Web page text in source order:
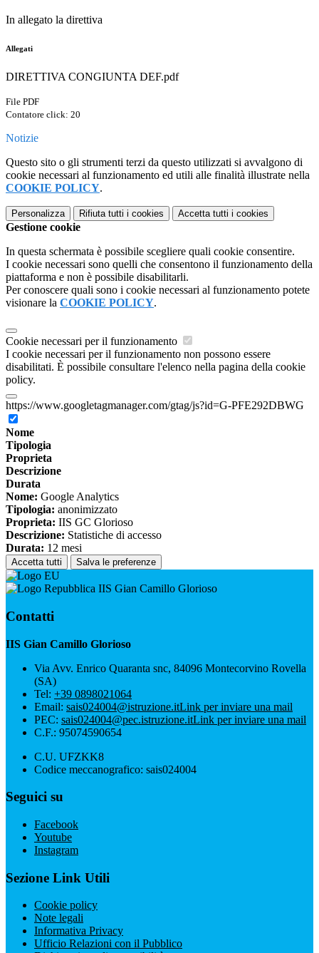
In allegato la direttiva
Allegati
DIRETTIVA CONGIUNTA DEF.pdf
File PDF
Contatore click: 20
Notizie
Questo sito o gli strumenti terzi da questo utilizzati si avvalgono di
cookie necessari al funzionamento ed utili alle finalità illustrate nella
COOKIE POLICY.
Personalizza Rifiuta tutti i cookies Accetta tutti i cookies
Gestione cookie
In questa schermata è possibile scegliere quali cookie consentire.
I cookie necessari sono quelli che consentono il funzionamento della
piattaforma e non è possibile disabilitarli.
Per conoscere quali sono i cookie necessari al funzionamento potete
visionare la COOKIE POLICY.
Cookie necessari per il funzionamento
I cookie necessari per il funzionamento non possono essere
disabilitati. È possibile consultare l'elenco nella pagina della cookie
policy.
https://www.googletagmanager.com/gtag/js?id=G-PFE292DBWG
Nome
Tipologia
Proprieta
Descrizione
Durata
Nome: Google Analytics
Tipologia: anonimizzato
Proprieta: IIS GC Glorioso
Descrizione: Statistiche di accesso
Durata: 12 mesi
Accetta tutti Salva le preferenze
IIS Gian Camillo Glorioso
Contatti
IIS Gian Camillo Glorioso
Via Avv. Enrico Quaranta snc, 84096 Montecorvino Rovella
(SA)
Tel: +39 0898021064
Email: sais024004@istruzione.itLink per inviare una mail
PEC: sais024004@pec.istruzione.itLink per inviare una mail
C.F.: 95074590654
C.U. UFZKK8
Codice meccanografico: sais024004
Seguici su
Facebook
Youtube
Instagram
Sezione Link Utili
Cookie policy
Note legali
Informativa Privacy
Ufficio Relazioni con il Pubblico